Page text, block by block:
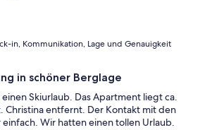
in, Kommunikation, Lage und Genauigkeit
in schöner Berglage
Skiurlaub. Das Apartment liegt ca.
Christina entfernt. Der Kontakt mit den
Wir hatten einen tollen Urlaub.